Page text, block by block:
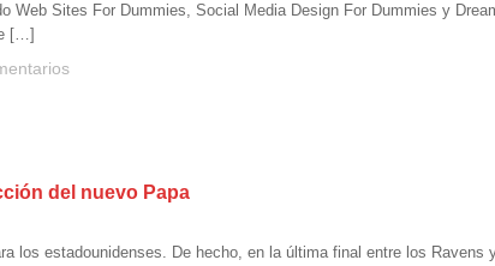
Web Sites For Dummies, Social Media Design For Dummies y
[…]
del nuevo Papa
los estadounidenses. De hecho, en la última final entre los